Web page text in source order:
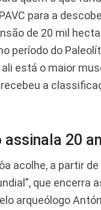
para a
de 20 mil
período do
está o maior
recebeu a
assinala 20
acolhe, a partir
que encerra
arqueólogo